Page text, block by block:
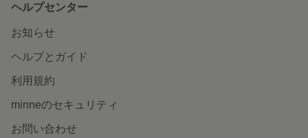
ヘルプセンター
お知らせ
ヘルプとガイド
利用規約
minneのセキュリティ
お問い合わせ